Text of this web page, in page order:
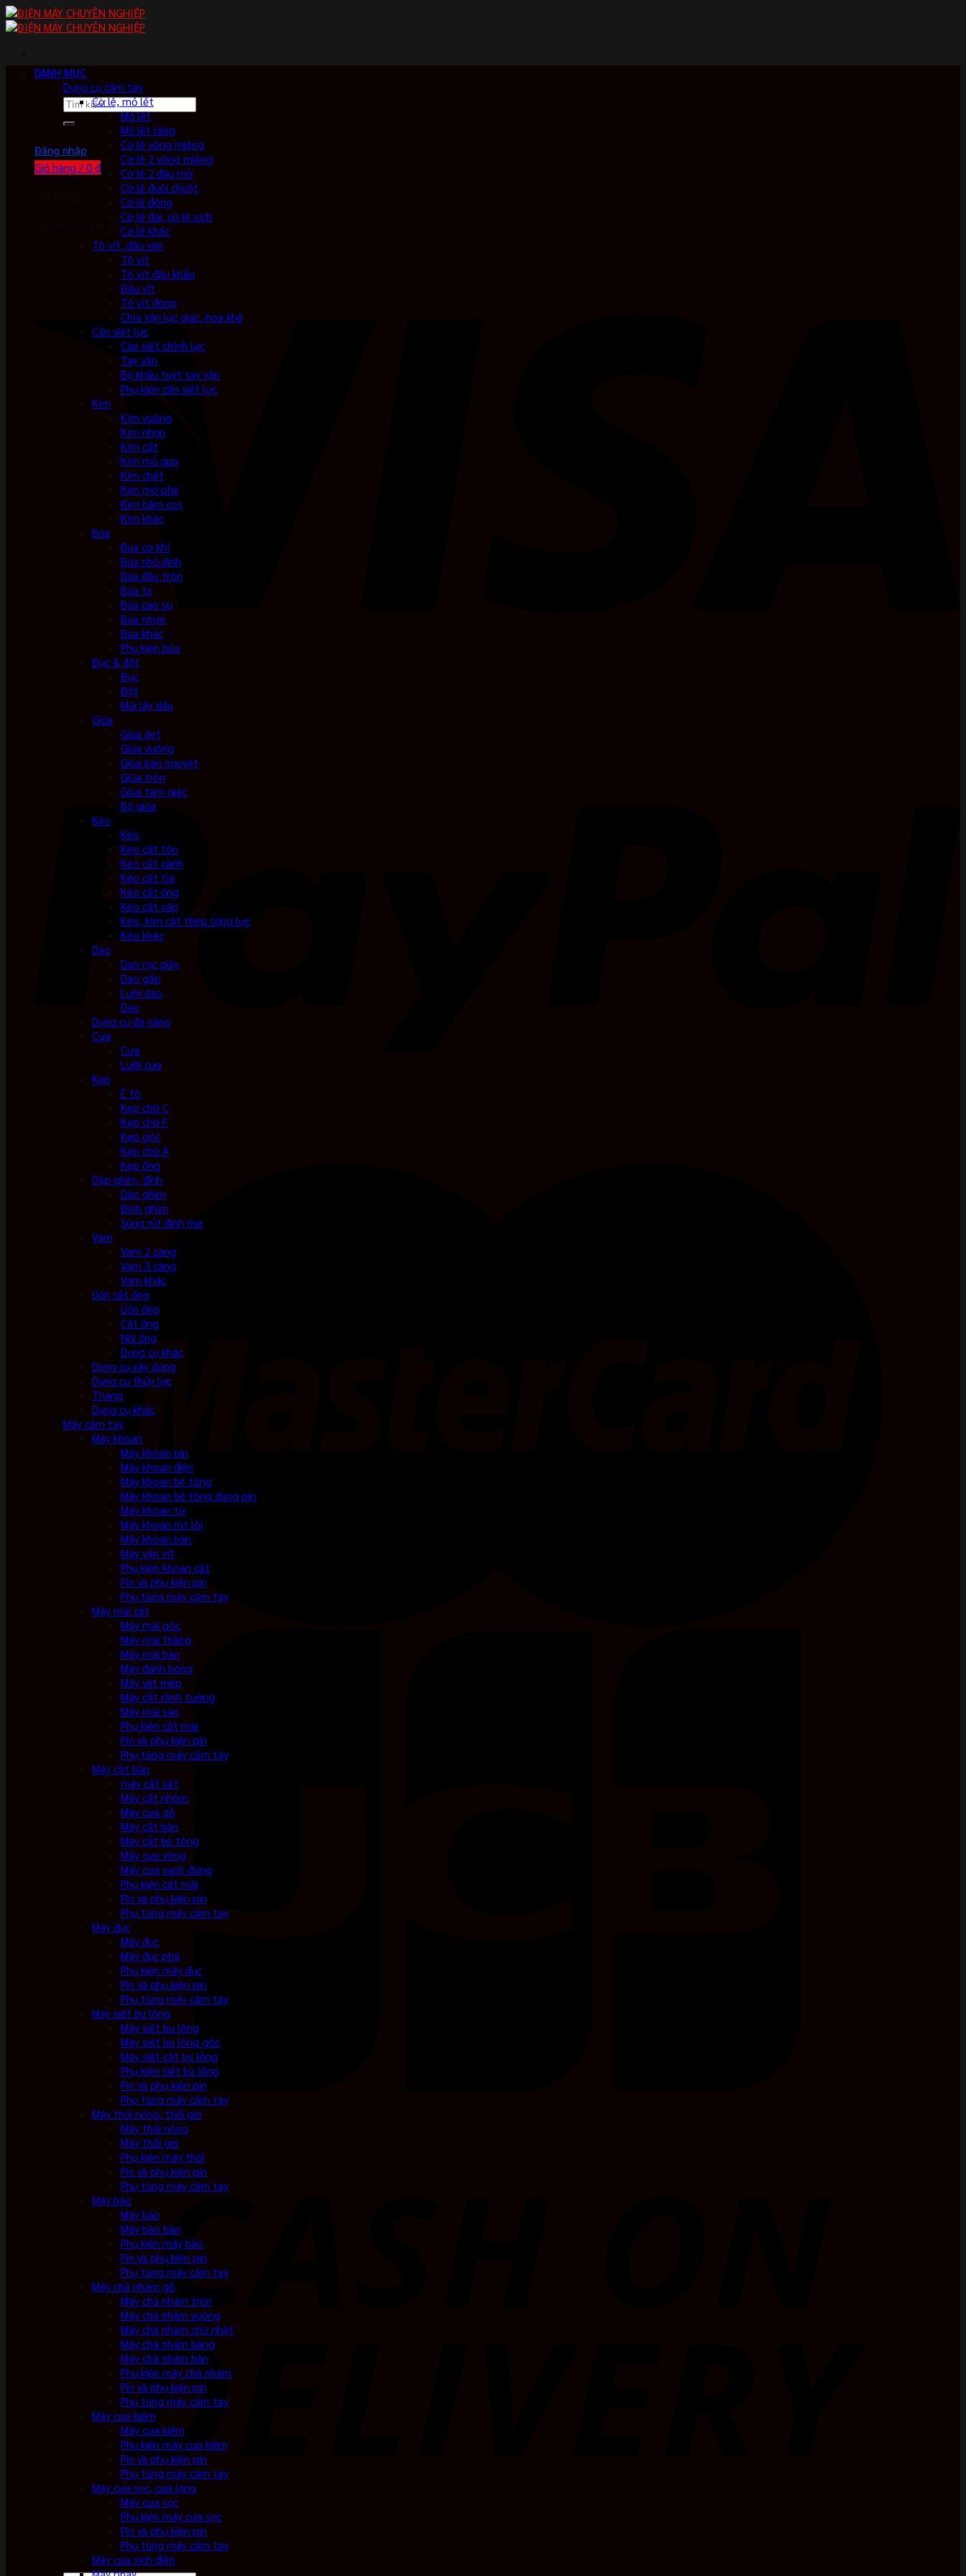
Skip
to
Tìm
kiếm:
Đăng nhập
Giỏ hàng /0 ₫
No products in the cart.
DANH MỤC
Dụng cụ cầm tay
Cờ lê, mỏ lết
Mỏ lết
Mỏ lết răng
Cờ lê vòng miệng
Cờ lê 2 vòng miệng
Cờ lê 2 đầu mở
Cờ lê đuôi chuột
Cờ lê đóng
Cờ lê đai, cờ lê xích
Cờ lê khác
Tô vít, đầu vặn
Tô vít
Tô vít đầu khẩu
Đầu vít
Tô vít đóng
Chìa vặn lục giác, hoa khế
Cần siết lực
Cần siết chỉnh lực
Tay vặn
Bộ khẩu tuýt tay vặn
Phụ kiện cần siết lực
Kìm
Kìm vuông
Kìm nhọn
Kìm cắt
Kìm mỏ quạ
Kìm chết
Kìm mở phe
Kìm bấm cos
Kìm khác
Búa
Búa cơ khí
Búa nhổ đinh
Búa đầu tròn
Búa tạ
Búa cao su
Búa nhựa
Búa khác
Phụ kiện búa
Đục & đột
Đục
Đột
Mũi lấy dấu
Giũa
Giũa dẹt
Giũa vuông
Giũa bán nguyệt
Giũa tròn
Giũa tam giác
Bộ giũa
Kéo
Kéo
Kéo cắt tôn
Kéo cắt cành
Kéo cắt tỉa
Kéo cắt ống
Kéo cắt cáp
Kéo, kìm cắt thép cộng lực
Kéo khác
Dao
Dao rọc giấy
Dao gấp
Lưỡi dao
Dao
Dụng cụ đa năng
Cưa
Cưa
Lưỡi cưa
Kẹp
Ê tô
Kẹp chữ C
Kẹp chữ F
Kẹp góc
Kẹp chữ A
Kẹp ống
Dập ghim, đinh
Dập ghim
Đinh ghim
Súng rút đinh rive
Vam
Vam 2 càng
Vam 3 càng
Vam khác
Uốn cắt ống
Uốn ống
Cắt ống
Nối ống
Dụng cụ khác
Dụng cụ xây dựng
Dụng cụ thủy lực
Thang
Dụng cụ khác
Máy cầm tay
Máy khoan
Máy khoan pin
Máy khoan điện
Máy khoan bê tông
Máy khoan bê tông dùng pin
Máy khoan từ
Máy khoan rút lõi
Máy khoan bàn
Máy vặn vít
Phụ kiện khoan cắt
Pin và phụ kiện pin
Phụ tùng máy cầm tay
Máy mài cắt
Máy mài góc
Máy mài thẳng
Máy mài bàn
Máy đánh bóng
Máy vát mép
Máy cắt rãnh tường
Máy mài sàn
Phụ kiện cắt mài
Pin và phụ kiện pin
Phụ tùng máy cầm tay
Máy cắt bàn
máy cắt sắt
Máy cắt nhôm
Máy cưa gỗ
Máy cắt bàn
Máy cắt bê tông
Máy cưa vòng
Máy cưa vanh đứng
Phụ kiện cắt mài
Pin và phụ kiện pin
Phụ tùng máy cầm tay
Máy đục
Máy đục
Máy đục phá
Phụ kiện máy đục
Pin và phụ kiện pin
Phụ tùng máy cầm tay
Máy siết bu lông
Máy siết bu lông
Máy siết bu lông góc
Máy siết cắt bu lông
Phụ kiện siết bu lông
Pin và phụ kiện pin
Phụ tùng máy cầm tay
Máy thổi nóng, thổi gió
Máy thổi nóng
Máy thổi gió
Phụ kiện máy thổi
Pin và phụ kiện pin
Phụ tùng máy cầm tay
Máy bào
Máy bào
Máy bào bàn
Phụ kiện máy bào
Pin và phụ kiện pin
Phụ tùng máy cầm tay
Máy chà nhám gỗ
Máy chà nhám tròn
Máy chà nhám vuông
Máy chà nhám chữ nhật
Máy chà nhám băng
Máy chà nhám bàn
Phụ kiện máy chà nhám
Pin và phụ kiện pin
Phụ tùng máy cầm tay
Máy cưa kiếm
Máy cưa kiếm
Phụ kiện máy cưa kiếm
Pin và phụ kiện pin
Phụ tùng máy cầm tay
Máy cưa sọc, cưa lọng
Máy cưa sọc
Phụ kiện máy cưa sọc
Pin và phụ kiện pin
Phụ tùng máy cầm tay
Máy cưa xích điện